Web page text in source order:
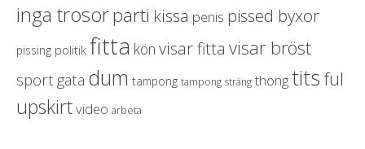
inga trosorparti kissa penis pissed byxor
pissing politik fitta kön visar fitta visar bröst
sport gata dum tampong tampong sträng thongtitsful
upskirtvideo arbeta